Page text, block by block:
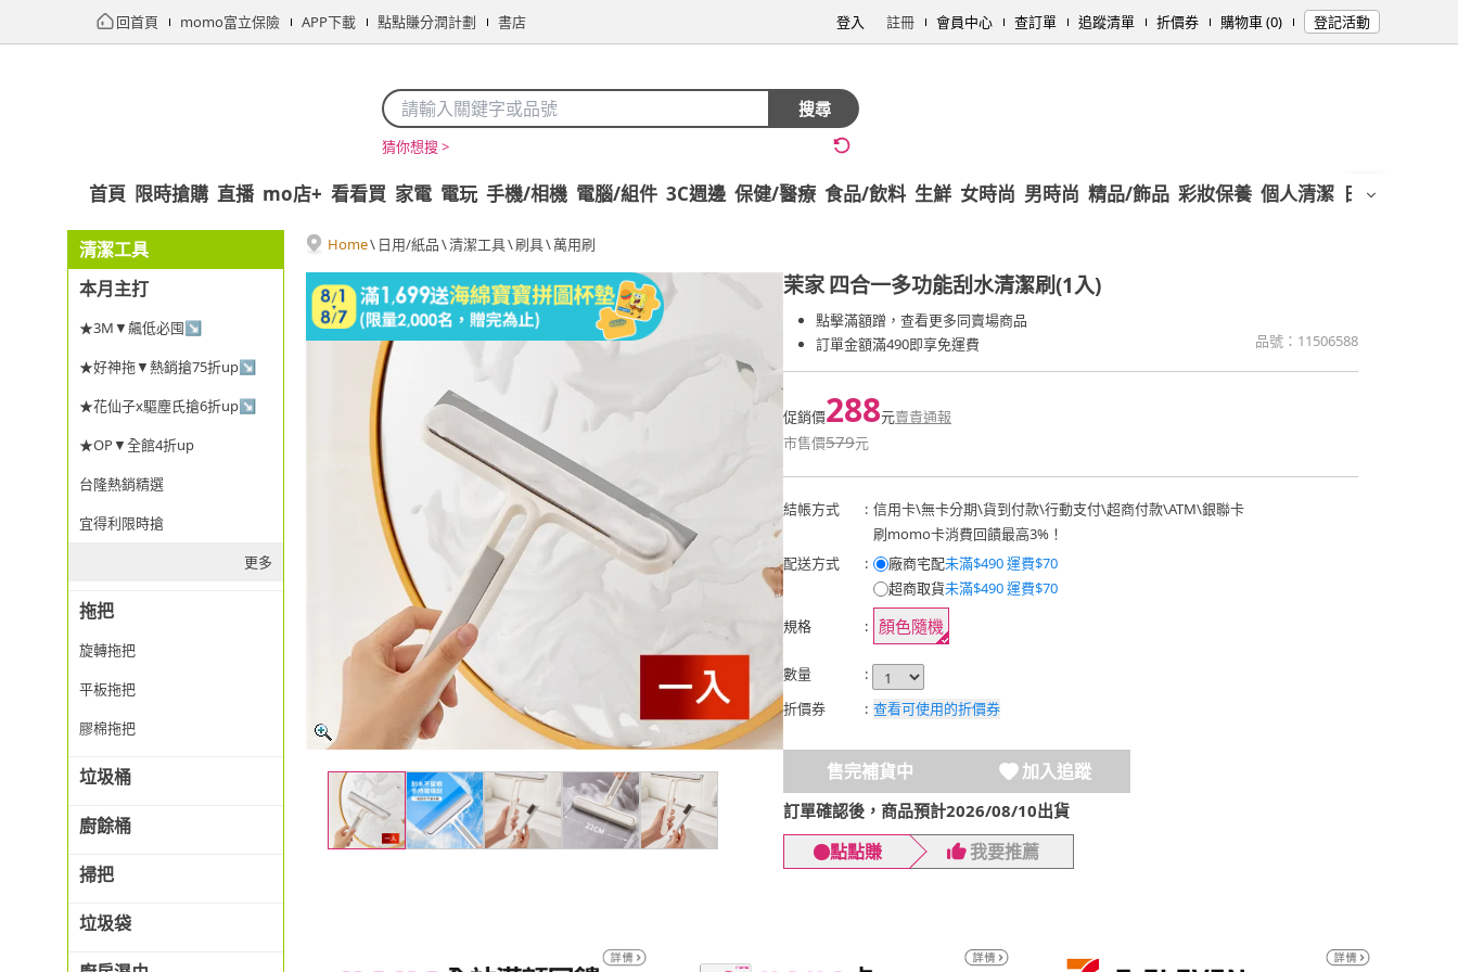
回首頁 momo富立保險 APP下載 點點賺分潤計劃 書店 登入 註冊 會員中心 查訂單 追蹤清單 折價券 購物車 (0) 登記活動
搜尋
猜你想搜 >
首頁 限時搶購 直播 mo店+ 看看買 家電 電玩 手機/相機 電腦/組件 3C週邊 保健/醫療 食品/飲料 生鮮 女時尚 男時尚 精品/飾品 彩妝保養 個人清潔 日用/紙品
清潔工具
本月主打
★3M▼飆低必囤↘
★好神拖▼熱銷搶75折up↘
★花仙子x驅塵氏搶6折up↘
★OP▼全館4折up
台隆熱銷精選
宜得利限時搶
更多
拖把
旋轉拖把
平板拖把
膠棉拖把
垃圾桶
廚餘桶
掃把
垃圾袋
Home\ 日用/紙品\清潔工具\刷具\萬用刷
茉家四合一多功能刮水清潔刷(1入)
點擊滿額蹭，查看更多同賣場商品
訂單金額滿490即享免運費
品號： 11506588
促銷價288元賣貴通報
市售價579元
結帳方式 : 信用卡\無卡分期\貨到付款\行動支付\超商付款\ATM\銀聯卡
刷momo卡消費回饋最高3%！
配送方式
: 廠商宅配未滿$490 運費$70
超商取貨未滿$490 運費$70
規格
: 顏色隨機
數量
:
折價券
: 查看可使用的折價券
售完補貨中 加入追蹤
訂單確認後，商品預計2026/08/10出貨
點點賺 我要推薦